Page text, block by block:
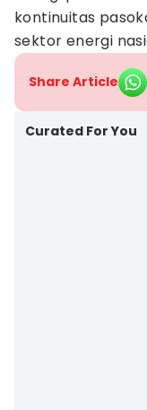
kontinuitas
sektor energi
Share Article
Curated For You